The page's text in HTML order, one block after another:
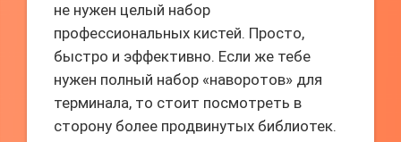
не нужен целый набор
профессиональных кистей. Просто,
быстро и эффективно. Если же тебе
нужен полный набор «наворотов» для
терминала, то стоит посмотреть в
сторону более продвинутых библиотек.